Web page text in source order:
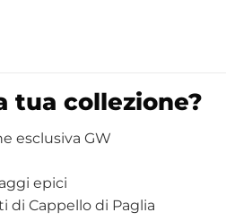
tua collezione?
esclusiva GW
epici
di Cappello di Paglia